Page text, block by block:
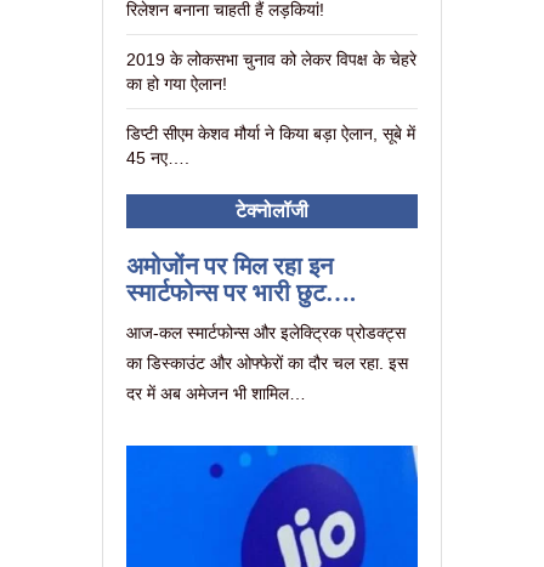
रिलेशन बनाना चाहती हैं लड़कियां!
2019 के लोकसभा चुनाव को लेकर विपक्ष के चेहरे
का हो गया ऐलान!
डिप्टी सीएम केशव मौर्या ने किया बड़ा ऐलान, सूबे में
45 नए….
टेक्नोलॉजी
अमोजोंन पर मिल रहा इन
स्मार्टफोन्स पर भारी छुट….
आज-कल स्मार्टफोन्स और इलेक्ट्रिक प्रोडक्ट्स
का डिस्काउंट और ओफ्फेरों का दौर चल रहा. इस
दर में अब अमेजन भी शामिल…